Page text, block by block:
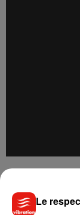
Qu'en pensez-
Le